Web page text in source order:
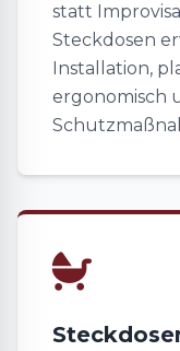
statt
Steckdosen
Installation,
ergonomisch